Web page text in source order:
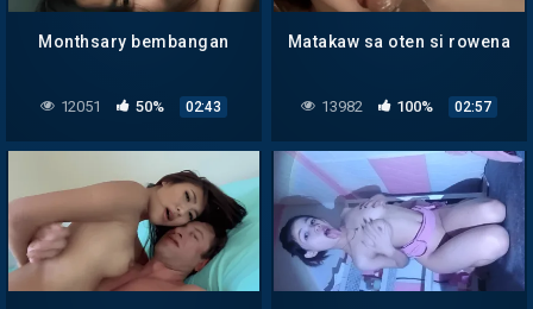
Monthsary bembangan
12051 50% 02:43
Matakaw sa oten si rowena
13982 100% 02:57